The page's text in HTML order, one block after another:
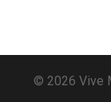
© 2026 Vive